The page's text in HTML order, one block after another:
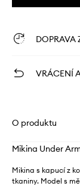
DOPRAVA
VRÁCENÍ
O produktu
Mikina Under
Mikina s kapucí z
tkaniny. Model s